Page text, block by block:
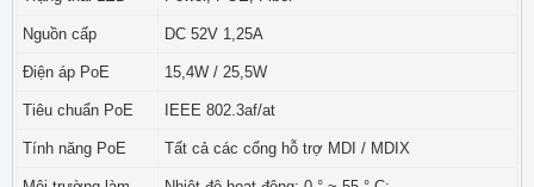
Nguồn cấp DC 52V 1,25A
Điện áp PoE 15,4W / 25,5W
Tiêu chuẩn PoE IEEE 802.3af/at
Tính năng PoE Tất cả các cổng hỗ trợ MDI / MDIX